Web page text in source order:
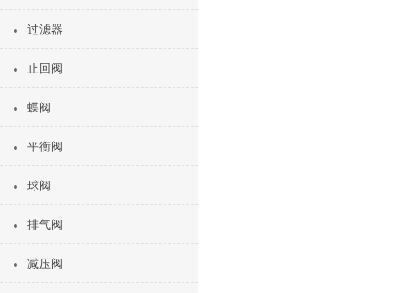
过滤器
止回阀
蝶阀
平衡阀
球阀
排气阀
减压阀